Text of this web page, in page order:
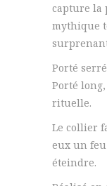
capture la
mythique
Porté
Porté
rituelle.
Le collier
eux un
éteindre.